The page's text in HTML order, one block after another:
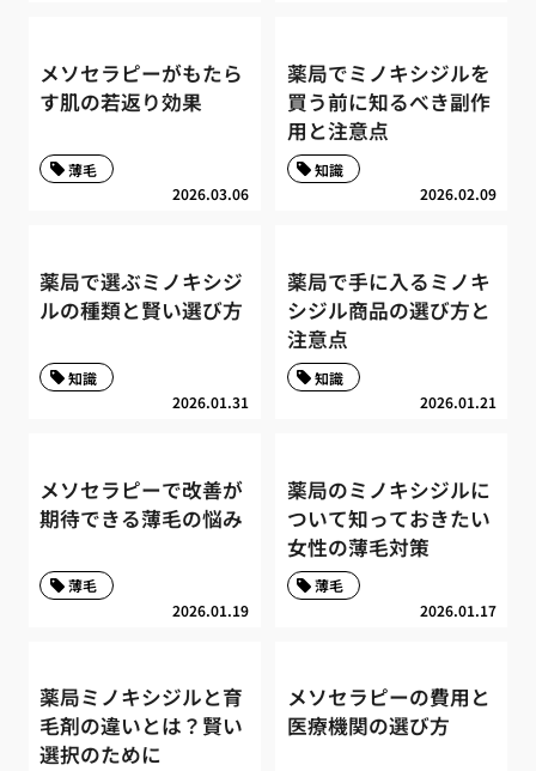
メソセラピーがもたら
す肌の若返り効果
2026.03.06
薄毛
薬局でミノキシジルを
買う前に知るべき副作
用と注意点
2026.02.09
知識
薬局で選ぶミノキシジ
ルの種類と賢い選び方
2026.01.31
知識
薬局で手に入るミノキ
シジル商品の選び方と
注意点
2026.01.21
知識
メソセラピーで改善が
期待できる薄毛の悩み
2026.01.19
薄毛
薬局のミノキシジルに
ついて知っておきたい
女性の薄毛対策
2026.01.17
薄毛
薬局ミノキシジルと育
毛剤の違いとは？賢い
選択のために
メソセラピーの費用と
医療機関の選び方